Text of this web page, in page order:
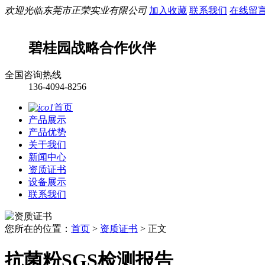
欢迎光临东莞市正荣实业有限公司 加入收藏 联系我们 在线留
碧桂园战略合作伙伴
全国咨询热线
136-4094-8256
首页
产品展示
产品优势
关于我们
新闻中心
资质证书
设备展示
联系我们
您所在的位置： 首页 > 资质证书 > 正文
抗菌粉SGS检测报告